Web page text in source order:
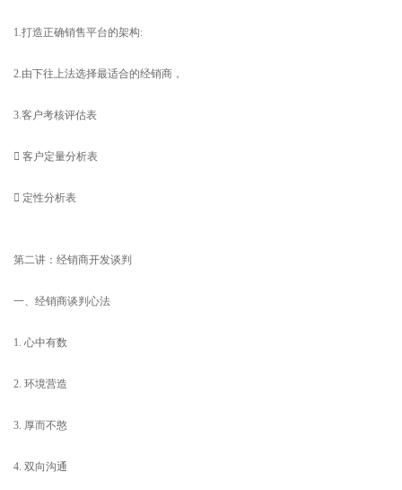
1.打造正确销售平台的架构:
2.由下往上法选择最适合的经销商，
3.客户考核评估表
 客户定量分析表
 定性分析表
第二讲：经销商开发谈判
一、经销商谈判心法
1. 心中有数
2. 环境营造
3. 厚而不憨
4. 双向沟通